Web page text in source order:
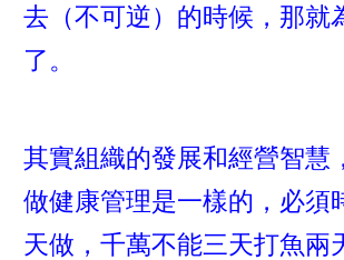
去（不可逆）的時候，那就
了。
其實組織的發展和經營智慧
做健康管理是一樣的，必須
天做，千萬不能三天打魚兩